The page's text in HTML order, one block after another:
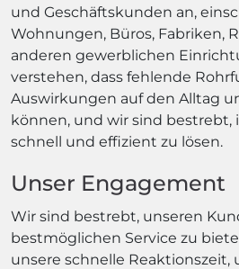
und Geschäftskunden an,
Wohnungen, Büros, Fabriken,
anderen gewerblichen
verstehen, dass fehlende
Auswirkungen auf den Alltag
können, und wir sind bestrebt,
schnell und effizient zu lösen.
Unser Engagement
Wir sind bestrebt, unseren
bestmöglichen Service zu
unsere schnelle Reaktionszeit,